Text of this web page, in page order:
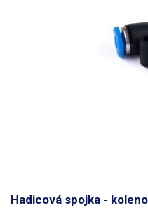
Hadicová spojka -